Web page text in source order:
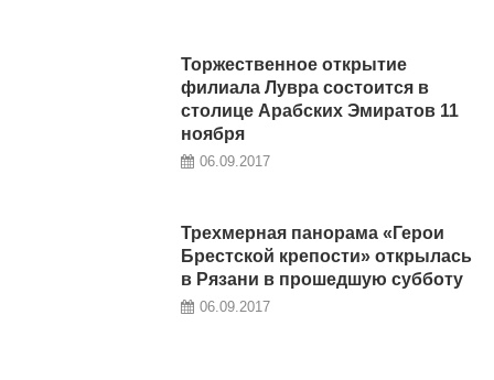
Торжественное открытие
филиала Лувра состоится в
столице Арабских Эмиратов 11
ноября
06.09.2017
Трехмерная панорама «Герои
Брестской крепости» открылась
в Рязани в прошедшую субботу
06.09.2017